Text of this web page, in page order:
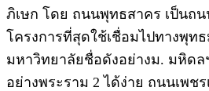
ภิเษก โดย ถนนพุทธสาคร เป็นถ
โครงการที่สุดใช้เชื่อมไปทางพุ
มหาวิทยาลัยชื่อดังอย่างม. มหิด
อย่างพระราม 2 ได้ง่าย ถนนเพช